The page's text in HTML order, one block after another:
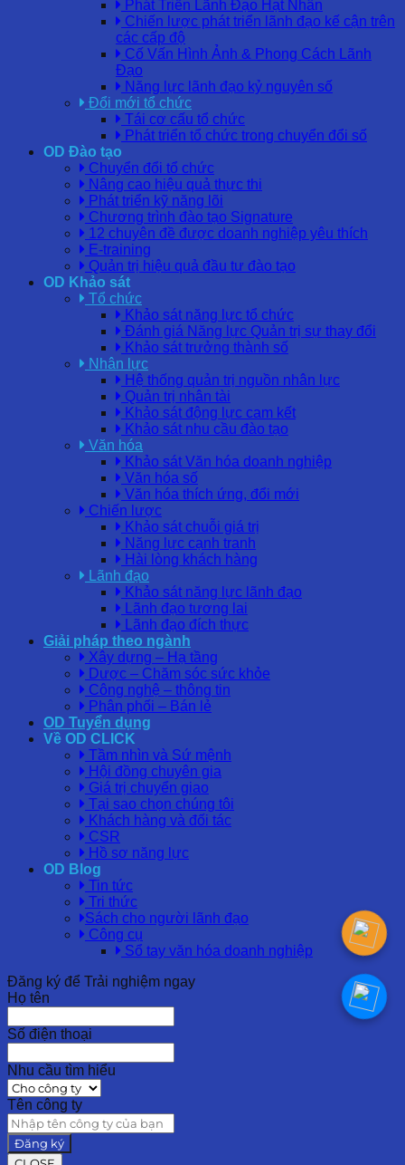
Phát Triển Lãnh Đạo Hạt Nhân
Chiến lược phát triển lãnh đạo kế cận trên
các cấp độ
Cố Vấn Hình Ảnh & Phong Cách Lãnh
Đạo
Năng lực lãnh đạo kỷ nguyên số
Đổi mới tổ chức
Tái cơ cấu tổ chức
Phát triển tổ chức trong chuyển đổi số
OD Đào tạo
Chuyển đổi tổ chức
Nâng cao hiệu quả thực thi
Phát triển kỹ năng lõi
Chương trình đào tạo Signature
12 chuyên đề được doanh nghiệp yêu thích
E-training
Quản trị hiệu quả đầu tư đào tạo
OD Khảo sát
Tổ chức
Khảo sát năng lực tổ chức
Đánh giá Năng lực Quản trị sự thay đổi
Khảo sát trưởng thành số
Nhân lực
Hệ thống quản trị nguồn nhân lực
Quản trị nhân tài
Khảo sát động lực cam kết
Khảo sát nhu cầu đào tạo
Văn hóa
Khảo sát Văn hóa doanh nghiệp
Văn hóa số
Văn hóa thích ứng, đổi mới
Chiến lược
Khảo sát chuỗi giá trị
Năng lực cạnh tranh
Hài lòng khách hàng
Lãnh đạo
Khảo sát năng lực lãnh đạo
Lãnh đạo tương lai
Lãnh đạo đích thực
Giải pháp theo ngành
Xây dựng – Hạ tầng
Dược – Chăm sóc sức khỏe
Công nghệ – thông tin
Phân phối – Bán lẻ
OD Tuyển dụng
Về OD CLICK
Tầm nhìn và Sứ mệnh
Hội đồng chuyên gia
Giá trị chuyển giao
Tại sao chọn chúng tôi
Khách hàng và đối tác
CSR
Hồ sơ năng lực
OD Blog
Tin tức
Tri thức
Sách cho người lãnh đạo
Công cụ
Sổ tay văn hóa doanh nghiệp
Đăng ký để Trải nghiệm ngay
Họ tên
Số điện thoại
Nhu cầu tìm hiểu
Tên công ty
Đăng ký